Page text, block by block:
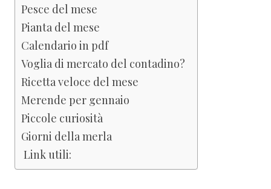
Pesce del mese
Pianta del mese
Calendario in pdf
Voglia di mercato del contadino?
Ricetta veloce del mese
Merende per gennaio
Piccole curiosità
Giorni della merla
Link utili: